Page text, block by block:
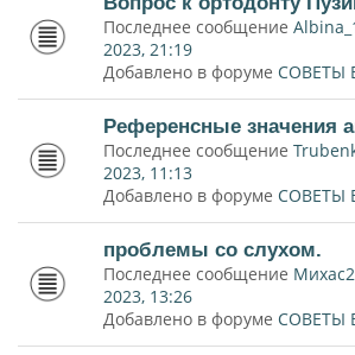
Последнее сообщение
2023, 21:19
Добавлено в форуме СОВЕТЫ
Референсные значения
Последнее сообщение
2023, 11:13
Добавлено в форуме СОВЕТЫ
проблемы со слухом.
Последнее сообщение
2023, 13:26
Добавлено в форуме СОВЕТЫ